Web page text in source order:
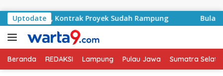
Uptodate
Kontrak Proyek Sudah Rampung Bulan
Beranda REDAKSI Lampung Pulau Jawa Sumatra